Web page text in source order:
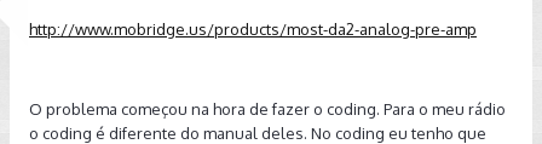
http://www.mobridge.us/products/most-da2-analog-pre-amp
O problema começou na hora de fazer o coding. Para o meu rádio
o coding é diferente do manual deles. No coding eu tenho que